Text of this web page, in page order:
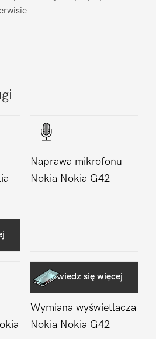
Naprawa mikrofonu
Nokia Nokia G42
Dowiedz się więcej
Wymiana wyświetlacza
Nokia Nokia G42